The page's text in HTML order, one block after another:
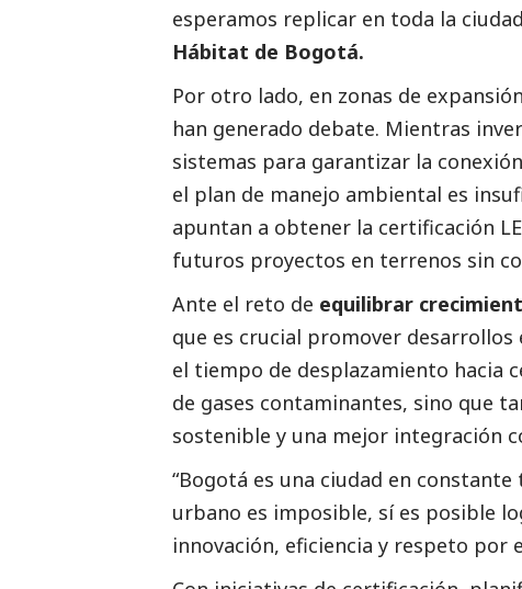
esperamos replicar en toda la
Hábitat de Bogotá.
Por otro lado, en zonas de
han generado debate. Mientras
sistemas para garantizar la
el plan de manejo ambiental es
apuntan a obtener la certificación
futuros proyectos en terrenos sin
Ante el reto de equilibrar
que es crucial promover desarrollos
el tiempo de desplazamiento hacia
de gases contaminantes, sino que
sostenible y una mejor integración
“Bogotá es una ciudad en
urbano es imposible, sí es posible
innovación, eficiencia y respeto por